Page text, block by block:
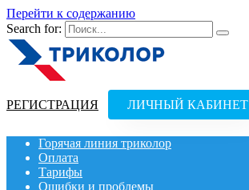
Перейти к содержанию
Search for:
РЕГИСТРАЦИЯ ЛИЧНЫЙ КАБИНЕТ
Горячая линия триколор
Оплата
Тарифы
Ошибки и проблемы